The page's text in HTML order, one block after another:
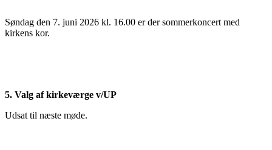
Søndag den 7. juni 2026 kl. 16.00 er der sommerkoncert med
kirkens kor.
5. Valg af kirkeværge v/UP
Udsat til næste møde.